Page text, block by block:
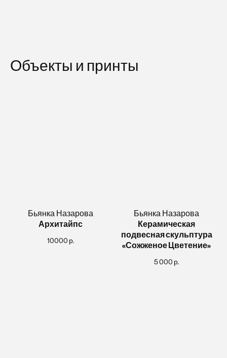
Объекты и принты
Бьянка Назарова
Архитайпс
10000 р.
Бьянка Назарова
Керамическая
подвесная скульптура
«Сожженое Цветение»
5 000 р.